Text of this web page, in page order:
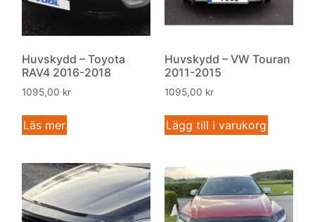
Huvskydd – Toyota
RAV4 2016-2018
1095,00 kr
Läs mer
Huvskydd – VW Touran
2011-2015
1095,00 kr
Lägg till i varukorg